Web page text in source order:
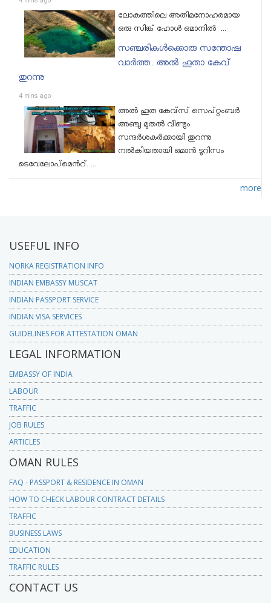
ലോകത്തിലെ അതിമനോഹരമായ
ഒരു സിങ്ക് ഹോള്‍ ഒമാനില്‍ ...
സഞ്ചരികള്‍ക്കൊരു സന്തോഷ
വാര്‍ത്ത.. അല്‍ ഹൂതാ കേവ്
തുറന്നു
4 mins ago
അല്‍ ഹൂത കേവ്സ് സെപ്റ്റംബര്‍
അഞ്ചു മുതല്‍ വീണ്ടും
സന്ദര്‍ശകര്‍ക്കായി തുറന്നു
നല്‍കിയതായി ഒമാന്‍ ടൂറിസം
ടെവേലോപ്മെന്‍റ്. ...
more
USEFUL INFO
NORKA REGISTRATION INFO
INDIAN EMBASSY MUSCAT
INDIAN PASSPORT SERVICE
INDIAN VISA SERVICES
GUIDELINES FOR ATTESTATION OMAN
LEGAL INFORMATION
EMBASSY OF INDIA
LABOUR
TRAFFIC
JOB RULES
ARTICLES
OMAN RULES
FAQ - PASSPORT & RESIDENCE IN OMAN
HOW TO CHECK LABOUR CONTRACT DETAILS
TRAFFIC
BUSINESS LAWS
EDUCATION
TRAFFIC RULES
CONTACT US